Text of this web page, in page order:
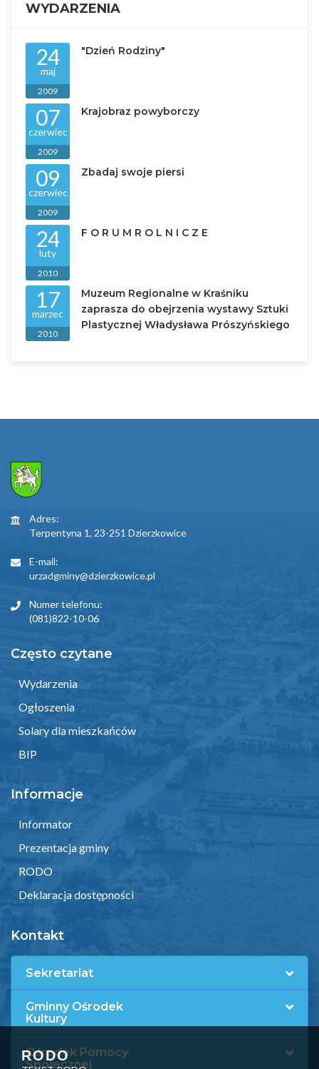
WYDARZENIA
24
maj
2009
"Dzień Rodziny"
07
czerwiec
2009
Krajobraz powyborczy
09
czerwiec
2009
Zbadaj swoje piersi
24
luty
2010
F O R U M R O L N I C Z E
17
marzec
2010
Muzeum Regionalne w Kraśniku
zaprasza do obejrzenia wystawy Sztuki
Plastycznej Władysława Prószyńskiego
Adres:
Terpentyna 1, 23-251 Dzierzkowice
E-mail:
urzadgminy@dzierzkowice.pl
Numer telefonu:
(081)822-10-06
Często czytane
Wydarzenia
Ogłoszenia
Solary dla mieszkańców
BIP
Informacje
Informator
Prezentacja gminy
RODO
Deklaracja dostępności
Kontakt
Sekretariat
Gminny Ośrodek
Kultury
Ośrodek Pomocy
Społecznej
RODO